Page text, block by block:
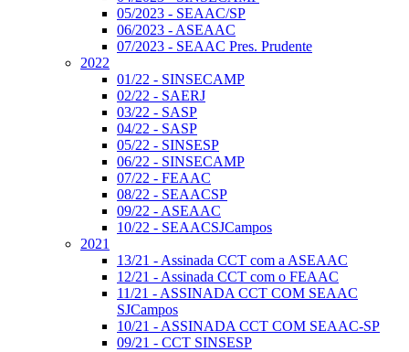
05/2023 - SEAAC/SP
06/2023 - ASEAAC
07/2023 - SEAAC Pres. Prudente
2022
01/22 - SINSECAMP
02/22 - SAERJ
03/22 - SASP
04/22 - SASP
05/22 - SINSESP
06/22 - SINSECAMP
07/22 - FEAAC
08/22 - SEAACSP
09/22 - ASEAAC
10/22 - SEAACSJCampos
2021
13/21 - Assinada CCT com a ASEAAC
12/21 - Assinada CCT com o FEAAC
11/21 - ASSINADA CCT COM SEAAC
SJCampos
10/21 - ASSINADA CCT COM SEAAC-SP
09/21 - CCT SINSESP